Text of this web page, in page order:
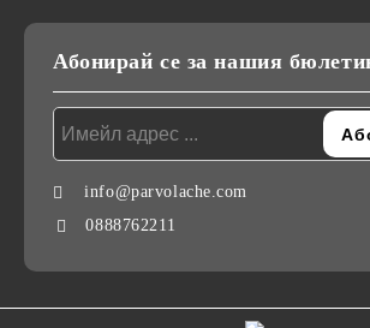
Абонирай се за нашия
info@parvolache.com
0888762211